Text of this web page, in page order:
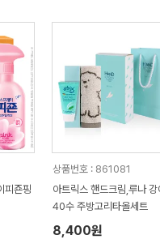
피죤핑
상품번호 : 861081
아트릭스 핸드크림,루나 강
40수 주방고리타올세트
8,400원